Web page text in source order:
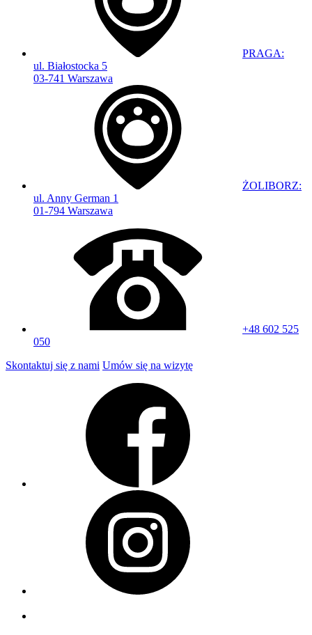
PRAGA:
ul. Białostocka 5
03-741 Warszawa
ŻOLIBORZ:
ul. Anny German 1
01-794 Warszawa
+48 602 525
050
Skontaktuj się z nami Umów się na wizytę